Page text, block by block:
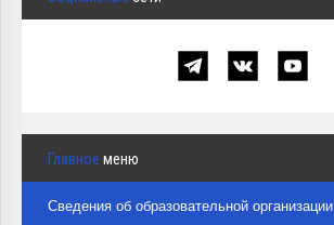
Главное меню
Сведения об образовательной организации